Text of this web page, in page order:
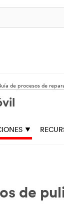
de procesos de
de